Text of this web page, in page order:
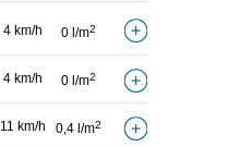
4 km/h 0 l/m2
4 km/h 0 l/m2
11 km/h 0,4 l/m2